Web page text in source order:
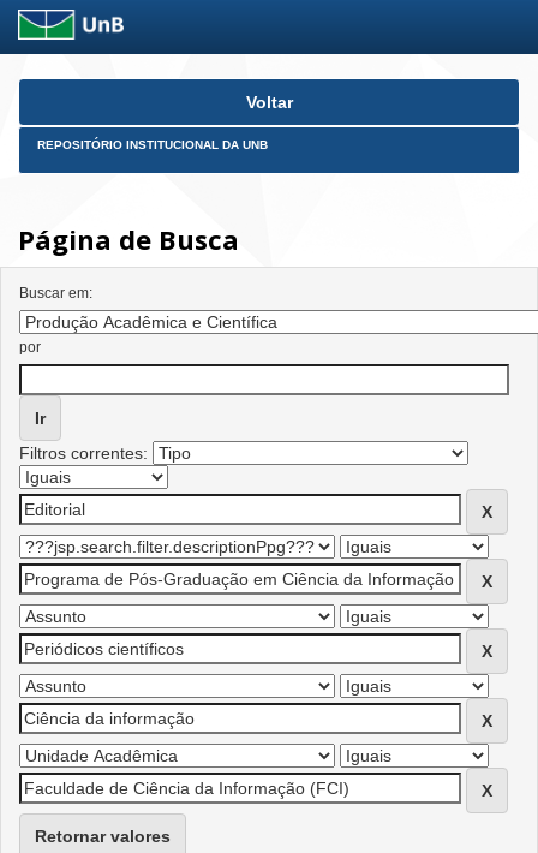
Skip
Voltar
REPOSITÓRIO INSTITUCIONAL DA UNB
Página de Busca
Buscar em:
por
Filtros correntes:
Retornar valores